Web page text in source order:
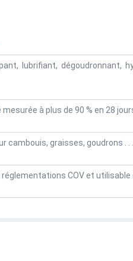
lubrifiant, dégoudronnant,
à plus de 90 % en 28
cambouis, graisses, goudrons .
réglementations COV et utilisable